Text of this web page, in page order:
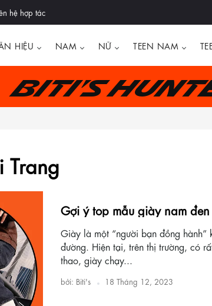
hệ hợp tác
HIỆU NAM NỮ TEEN NAM
Biti's
Trang
Gợi ý top mẫu giày nam
Giày là một “người bạn đồng
đường. Hiện tại, trên thị trường, có
thao, giày chạy...
bởi: Biti's 18 Tháng 12, 2023